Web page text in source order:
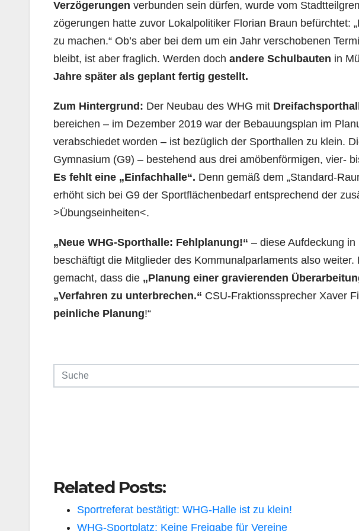
Verzögerungen verbunden sein dürfen, wurde vom
zögerungen hatte zuvor Lokalpolitiker Florian Braun befürchtet:
zu machen.“ Ob’s aber bei dem um ein Jahr verschobenen
bleibt, ist aber fraglich. Werden doch andere Schulbauten in
Jahre später als geplant fertig gestellt.
Zum Hintergrund: Der Neubau des WHG mit
bereichen – im Dezember 2019 war der Bebauungsplan im
verabschiedet worden – ist bezüglich der Sporthallen zu klein.
Gymnasium (G9) – bestehend aus drei amöbenförmigen, vier-
Es fehlt eine „Einfachhalle“. Denn gemäß dem „Standard-
erhöht sich bei G9 der Sportflächenbedarf entsprechend der
>Übungseinheiten<.
„Neue WHG-Sporthalle: Fehlplanung!“ – diese Aufdeckung
beschäftigt die Mitglieder des Kommunalparlaments also
gemacht, dass die „Planung einer gravierenden
„Verfahren zu unterbrechen.“ CSU-Frak­tionssprecher Xaver
peinliche Planung!“
Related Posts:
Sportreferat bestätigt: WHG-Halle ist zu klein!
WHG-Sportplatz: Keine Freigabe für Vereine